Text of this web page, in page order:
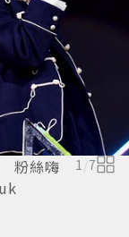
粉絲嗨
1/7